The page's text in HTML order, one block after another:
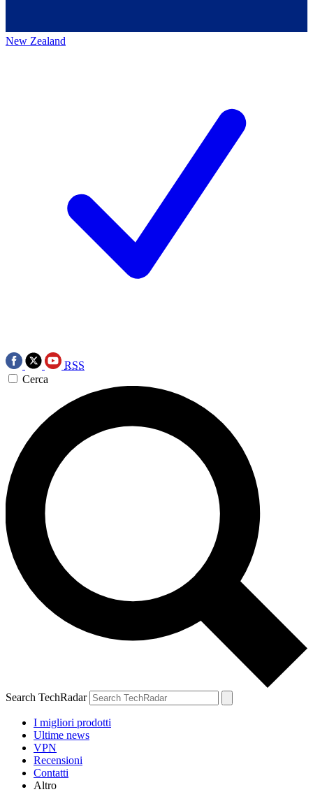
New Zealand
RSS
Cerca
Search TechRadar
I migliori prodotti
Ultime news
VPN
Recensioni
Contatti
Altro